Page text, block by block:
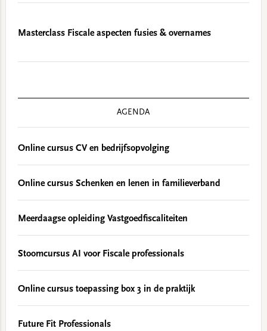
Masterclass Fiscale aspecten fusies & overnames
AGENDA
Online cursus CV en bedrijfsopvolging
Online cursus Schenken en lenen in familieverband
Meerdaagse opleiding Vastgoedfiscaliteiten
Stoomcursus AI voor Fiscale professionals
Online cursus toepassing box 3 in de praktijk
Future Fit Professionals